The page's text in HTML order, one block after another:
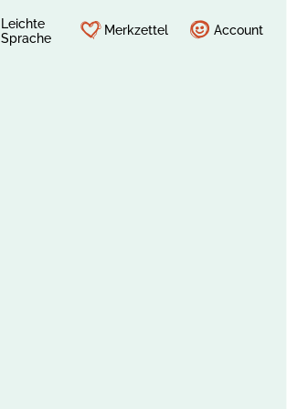
Leichte
Sprache
Merkzettel Account